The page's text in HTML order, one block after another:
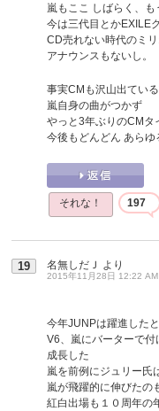
嵐もここ しばらく、も
今は三代目とかEXILE
CD売れない時代のミ
アナウンスもないし。
事実CMも沢山出てい
嵐自身の曲がつかず
やっと3年ぶりのCMタ
今後もどんどん あらゆ
それな！ 197
19 名無しだＪ より
2015年11月28日 12:22 AM
今年JUNPは躍進した
V6、嵐にバーターで
成長した
嵐を前例にジュリー氏
嵐が飛躍的に伸びたの
紅白出場も１０周年の